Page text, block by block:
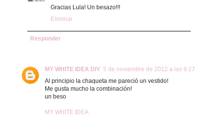
Gracias Lula! Un besazo!!!
Eliminar
Responder
MY WHITE IDEA DIY 5 de noviembre de 2012 a las 9:27
Al principio la chaqueta me pareció un vestido!
Me gusta mucho la combinación!
un beso
MY WHITE IDEA